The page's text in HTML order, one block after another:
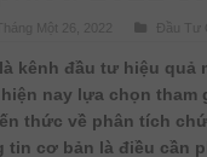
Tháng Một 26, 2022 Đầu Tư
kênh đầu tư hiệu quả
nay lựa chọn tham
thức về phân tích
tin cơ bản là điều cần